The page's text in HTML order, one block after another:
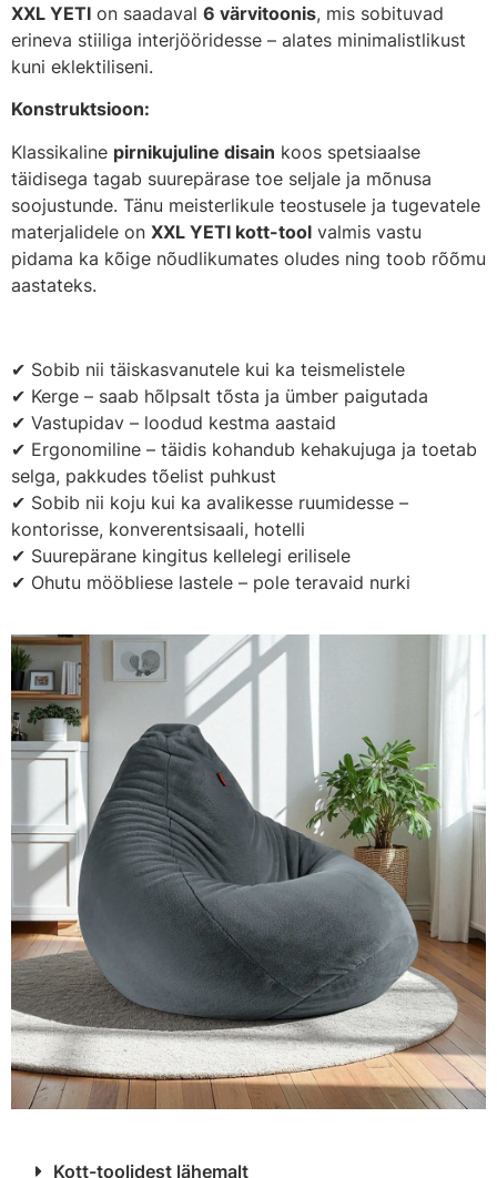
XXL YETI on saadaval 6 värvitoonis, mis sobituvad
erineva stiiliga interjööridesse – alates minimalistlikust
kuni eklektiliseni.
Konstruktsioon:
Klassikaline pirnikujuline disain koos spetsiaalse
täidisega tagab suurepärase toe seljale ja mõnusa
soojustunde. Tänu meisterlikule teostusele ja tugevatele
materjalidele on XXL YETI kott-tool valmis vastu
pidama ka kõige nõudlikumates oludes ning toob rõõmu
aastateks.
✔ Sobib nii täiskasvanutele kui ka teismelistele
✔ Kerge – saab hõlpsalt tõsta ja ümber paigutada
✔ Vastupidav – loodud kestma aastaid
✔ Ergonomiline – täidis kohandub kehakujuga ja toetab
selga, pakkudes tõelist puhkust
✔ Sobib nii koju kui ka avalikesse ruumidesse –
kontorisse, konverentsisaali, hotelli
✔ Suurepärane kingitus kellelegi erilisele
✔ Ohutu mööbliese lastele – pole teravaid nurki
Kott-toolidest lähemalt